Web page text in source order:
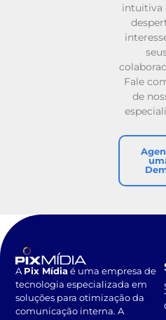
intuitiva
Fale
de
A Pix Mídiaé uma empresa de
tecnologia especializada em
soluções para otimização da
comunicação interna. A